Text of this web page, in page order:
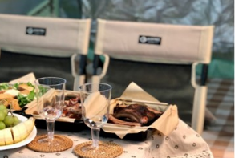
는 기회를 자주 가지면 좋겠다”입니다. 참여해
감사 인사 전합니다.
션,
우수한 기술력으로 관제 분야의 국산화 및 국내
공로를 인정 받았습니다. 또한 교육 기관에
협력 업무협약을 체결해 소프트웨어산업 인재
점을 인정받아 산업포장을 수상하게 되었습니다.
종 IT 인프라에 대한 통합관리 시스템 Zenius
애플리케이션 성능 모니터링 Zenius APM,
SIEM , IT서비스 관리 Zenius ITSM 등으로
발전 기여 △실적: 공공기관, 관제부분 실적 1위 △
등 일자리 창출 이번